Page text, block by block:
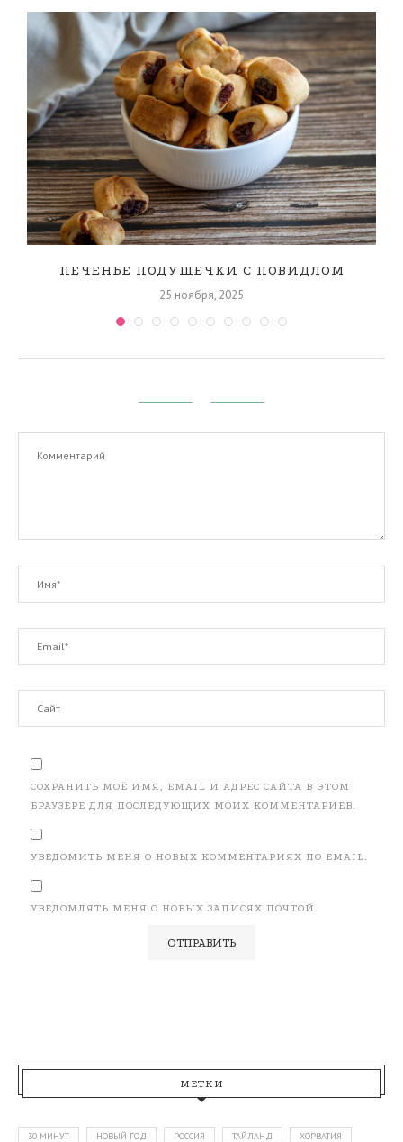
ПЕЧЕНЬЕ ПОДУШЕЧКИ С ПОВИДЛОМ
25 ноября, 2025
СОХРАНИТЬ МОЁ ИМЯ, EMAIL И АДРЕС САЙТА В ЭТОМ
БРАУЗЕРЕ ДЛЯ ПОСЛЕДУЮЩИХ МОИХ КОММЕНТАРИЕВ.
УВЕДОМИТЬ МЕНЯ О НОВЫХ КОММЕНТАРИЯХ ПО EMAIL.
УВЕДОМЛЯТЬ МЕНЯ О НОВЫХ ЗАПИСЯХ ПОЧТОЙ.
МЕТКИ
30 МИНУТ НОВЫЙ ГОД РОССИЯ ТАЙЛАНД ХОРВАТИЯ